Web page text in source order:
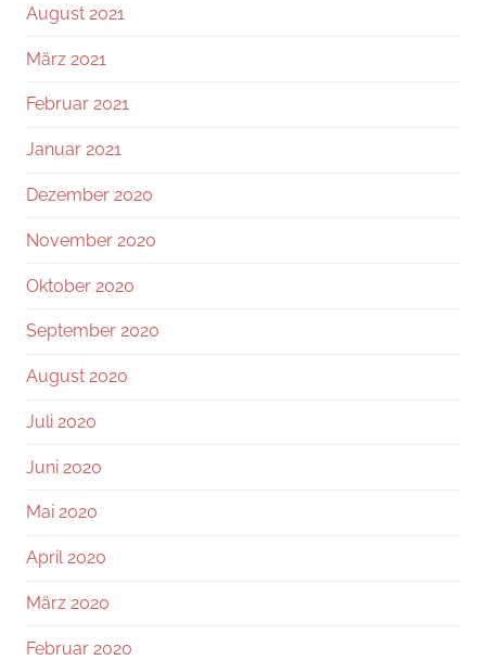
August 2021
März 2021
Februar 2021
Januar 2021
Dezember 2020
November 2020
Oktober 2020
September 2020
August 2020
Juli 2020
Juni 2020
Mai 2020
April 2020
März 2020
Februar 2020